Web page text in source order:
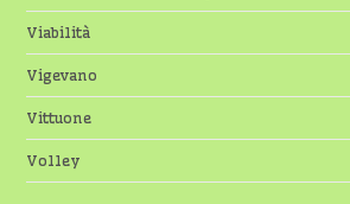
Viabilità
Vigevano
Vittuone
Volley